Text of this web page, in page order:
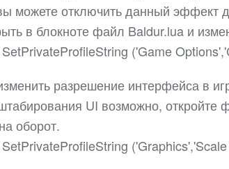
можете отключить данный эффект
в блокноте файл Baldur.lua и
('Game
разрешение интерфейса в
UI возможно, откройте
оборот.